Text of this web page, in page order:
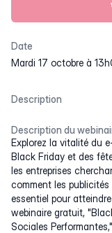
Date
mardi 17 octobre à
Description
Description du
Explorez la vitalité du
Black Friday et des
les entreprises
comment les
essentiel pour
webinaire gratuit,
Sociales